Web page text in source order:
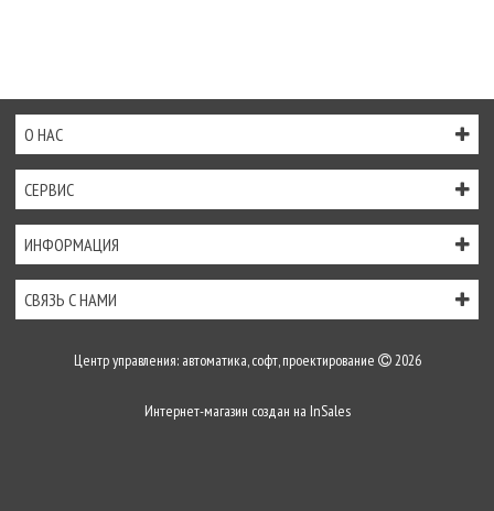
О НАС
СЕРВИС
ИНФОРМАЦИЯ
СВЯЗЬ С НАМИ
Центр управления: автоматика, софт, проектирование 2026
Интернет-магазин создан на InSales